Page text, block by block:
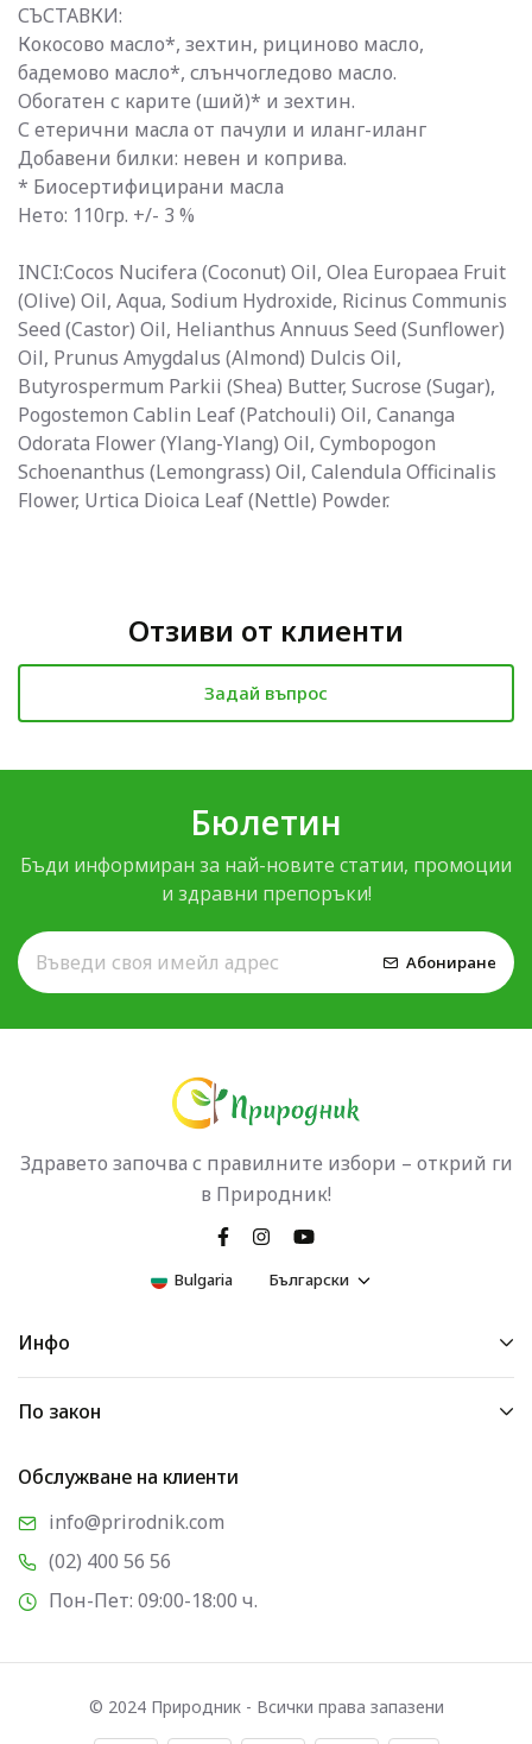
СЪСТАВКИ:
Кокосово масло*, зехтин, рициново масло,
бадемово масло*, слънчогледово масло.
Обогатен с карите (ший)* и зехтин.
С етерични масла от пачули и иланг-иланг
Добавени билки: невен и коприва.
* Биосертифицирани масла
Нето: 110гр. +/- 3 %
INCI:Cocos Nucifera (Coconut) Oil, Olea Europaea Fruit
(Olive) Oil, Aqua, Sodium Hydroxide, Ricinus Communis
Seed (Castor) Oil, Helianthus Annuus Seed (Sunflower)
Oil, Prunus Amygdalus (Almond) Dulcis Oil,
Butyrospermum Parkii (Shea) Butter, Sucrose (Sugar),
Pogostemon Cablin Leaf (Patchouli) Oil, Cananga
Odorata Flower (Ylang-Ylang) Oil, Cymbopogon
Schoenanthus (Lemongrass) Oil, Calendula Officinalis
Flower, Urtica Dioica Leaf (Nettle) Powder.
Отзиви от клиенти
Задай въпрос
Бюлетин
Бъди информиран за най-новите статии, промоции
и здравни препоръки!
Абониране
Здравето започва с правилните избори – открий ги
в Природник!
Bulgaria Български
Инфо
По закон
Обслужване на клиенти
info@prirodnik.com
(02) 400 56 56
Пон-Пет: 09:00-18:00 ч.
© 2024 Природник - Всички права запазени